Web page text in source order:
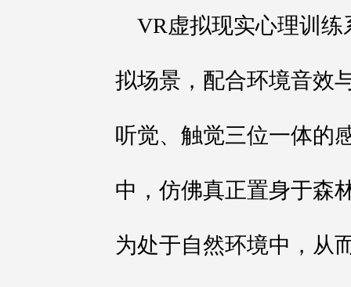
VR虚拟现实心理训
拟场景，配合环境音效
听觉、触觉三位一体的
中，仿佛真正置身于森
为处于自然环境中，从